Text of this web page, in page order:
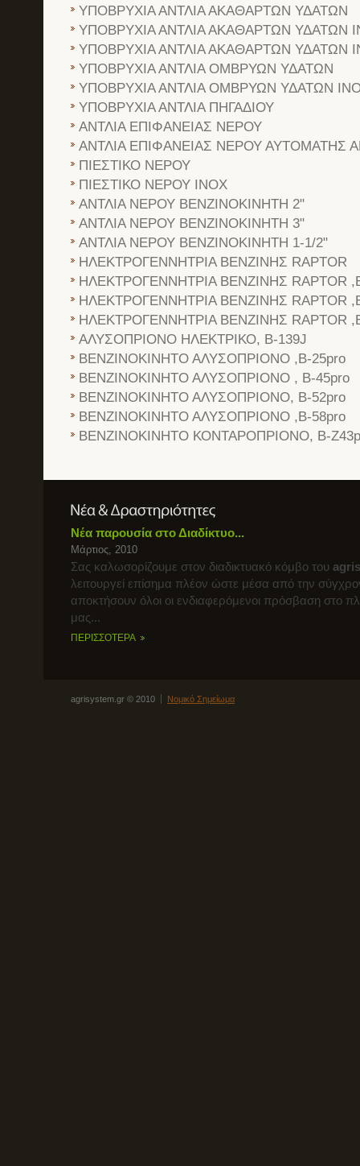
ΥΠΟΒΡΥΧΙΑ ΑΝΤΛΙΑ ΑΚΑΘΑΡΤΩΝ ΥΔΑΤΩΝ
ΥΠΟΒΡΥΧΙΑ ΑΝΤΛΙΑ ΑΚΑΘΑΡΤΩΝ ΥΔΑΤΩΝ
ΥΠΟΒΡΥΧΙΑ ΑΝΤΛΙΑ ΑΚΑΘΑΡΤΩΝ ΥΔΑΤΩΝ
ΥΠΟΒΡΥΧΙΑ ΑΝΤΛΙΑ ΟΜΒΡΥΩΝ ΥΔΑΤΩΝ
ΥΠΟΒΡΥΧΙΑ ΑΝΤΛΙΑ ΟΜΒΡΥΩΝ ΥΔΑΤΩΝ
ΥΠΟΒΡΥΧΙΑ ΑΝΤΛΙΑ ΠΗΓΑΔΙΟΥ
ΑΝΤΛΙΑ ΕΠΙΦΑΝΕΙΑΣ ΝΕΡΟΥ
ΑΝΤΛΙΑ ΕΠΙΦΑΝΕΙΑΣ ΝΕΡΟΥ ΑΥΤΟΜΑΤΗΣ
ΠΙΕΣΤΙΚΟ ΝΕΡΟΥ
ΠΙΕΣΤΙΚΟ ΝΕΡΟΥ ΙΝΟΧ
ΑΝΤΛΙΑ ΝΕΡΟΥ ΒΕΝΖΙΝΟΚΙΝΗΤΗ 2"
ΑΝΤΛΙΑ ΝΕΡΟΥ ΒΕΝΖΙΝΟΚΙΝΗΤΗ 3"
ΑΝΤΛΙΑ ΝΕΡΟΥ ΒΕΝΖΙΝΟΚΙΝΗΤΗ 1-1/2"
ΗΛΕΚΤΡΟΓΕΝΝΗΤΡΙΑ ΒΕΝΖΙΝΗΣ RAPTOR
ΗΛΕΚΤΡΟΓΕΝΝΗΤΡΙΑ ΒΕΝΖΙΝΗΣ RAPTOR
ΗΛΕΚΤΡΟΓΕΝΝΗΤΡΙΑ ΒΕΝΖΙΝΗΣ RAPTOR
ΗΛΕΚΤΡΟΓΕΝΝΗΤΡΙΑ ΒΕΝΖΙΝΗΣ RAPTOR
ΑΛΥΣΟΠΡΙΟΝΟ ΗΛΕΚΤΡΙΚΟ, B-139J
ΒΕΝΖΙΝΟΚΙΝΗΤΟ ΑΛΥΣΟΠΡΙΟΝΟ ,B-25pro
ΒΕΝΖΙΝΟΚΙΝΗΤΟ ΑΛΥΣΟΠΡΙΟΝΟ , B-45pro
ΒΕΝΖΙΝΟΚΙΝΗΤΟ ΑΛΥΣΟΠΡΙΟΝΟ, B-52pro
ΒΕΝΖΙΝΟΚΙΝΗΤΟ ΑΛΥΣΟΠΡΙΟΝΟ ,B-58pro
ΒΕΝΖΙΝΟΚΙΝΗΤΟ ΚΟΝΤΑΡΟΠΡΙΟΝΟ, B-
Νέα παρουσία στο Διαδίκτυο...
Μάρτιος, 2010
Σας καλωσορίζουμε στον διαδικτυακό κόμβο του
λειτουργεί επίσημα πλέον ώστε μέσα από την
αποκτήσουν όλοι οι ενδιαφερόμενοι πρόσβαση στο
μας...
ΠΕΡΙΣΣΟΤΕΡΑ
agrisystem.gr © 2010 Νομικό Σημείωμα